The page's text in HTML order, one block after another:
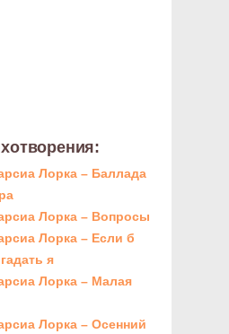
Лорка – Баллада
Лорка – Вопросы
Лорка – Если б
я
Лорка – Малая
Лорка – Осенний